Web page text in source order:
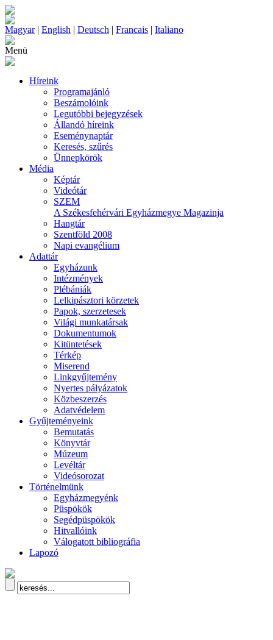
Magyar| English | Deutsch | Francais | Italiano
Menü
Híreink
Programajánló
Beszámolóink
Legutóbbi bejegyzések
Állandó híreink
Eseménynaptár
Keresés, szűrés
Ünnepkörök
Média
Képtár
Videótár
SZEM
A Székesfehérvári Egyházmegye Magazinja
Hangtár
Szentföld 2008
Napi evangélium
Adattár
Egyházunk
Intézmények
Plébániák
Lelkipásztori körzetek
Papok, szerzetesek
Világi munkatársak
Dokumentumok
Kitüntetések
Térkép
Miserend
Linkgyűjtemény
Nyertes pályázatok
Közbeszerzés
Adatvédelem
Gyűjteményeink
Bemutatás
Könyvtár
Múzeum
Levéltár
Videósorozat
Történelmünk
Egyházmegyénk
Püspökök
Segédpüspökök
Hitvallóink
Válogatott bibliográfia
Lapozó